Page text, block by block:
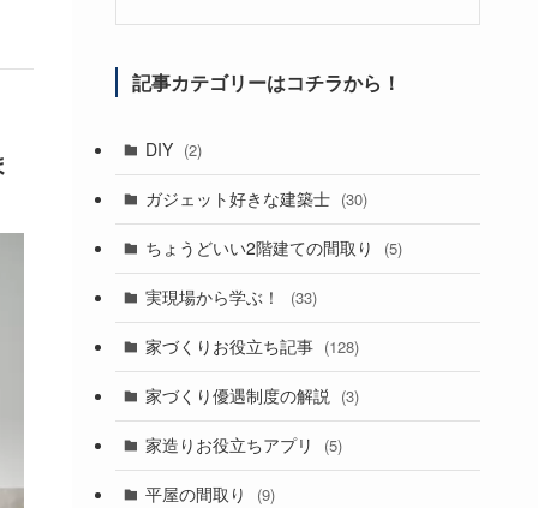
記事カテゴリーはコチラから！
DIY (2)
ガジェット好きな建築士 (30)
ちょうどいい2階建ての間取り (5)
実現場から学ぶ！ (33)
家づくりお役立ち記事 (128)
家づくり優遇制度の解説 (3)
家造りお役立ちアプリ (5)
平屋の間取り (9)